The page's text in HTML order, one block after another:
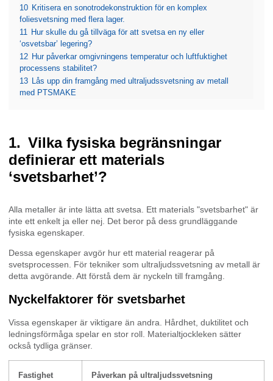
10 Kritisera en sonotrodekonstruktion för en komplex
foliesvetsning med flera lager.
11 Hur skulle du gå tillväga för att svetsa en ny eller
‘osvetsbar’ legering?
12 Hur påverkar omgivningens temperatur och luftfuktighet
processens stabilitet?
13 Lås upp din framgång med ultraljudssvetsning av metall
med PTSMAKE
Vilka fysiska begränsningar
definierar ett materials
‘svetsbarhet’?
Alla metaller är inte lätta att svetsa. Ett materials "svetsbarhet" är
inte ett enkelt ja eller nej. Det beror på dess grundläggande
fysiska egenskaper.
Dessa egenskaper avgör hur ett material reagerar på
svetsprocessen. För tekniker som ultraljudssvetsning av metall är
detta avgörande. Att förstå dem är nyckeln till framgång.
Nyckelfaktorer för svetsbarhet
Vissa egenskaper är viktigare än andra. Hårdhet, duktilitet och
ledningsförmåga spelar en stor roll. Materialtjockleken sätter
också tydliga gränser.
Fastighet Påverkan på ultraljudssvetsning